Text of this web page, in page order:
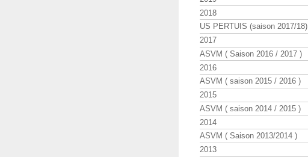
2018
US PERTUIS (saison 2017/18)
2017
ASVM ( Saison 2016 / 2017 )
2016
ASVM ( saison 2015 / 2016 )
2015
ASVM ( saison 2014 / 2015 )
2014
ASVM ( Saison 2013/2014 )
2013